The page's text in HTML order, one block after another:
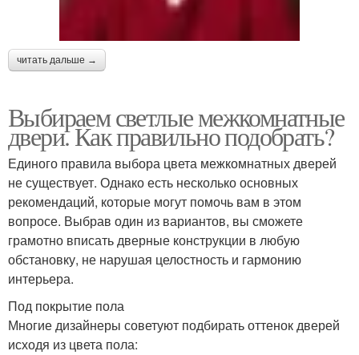
читать дальше →
Выбираем светлые межкомнатные
двери. Как правильно подобрать?
Единого правила выбора цвета межкомнатных дверей
не существует. Однако есть несколько основных
рекомендаций, которые могут помочь вам в этом
вопросе. Выбрав один из вариантов, вы сможете
грамотно вписать дверные конструкции в любую
обстановку, не нарушая целостность и гармонию
интерьера.
Под покрытие пола
Многие дизайнеры советуют подбирать оттенок дверей
исходя из цвета пола: